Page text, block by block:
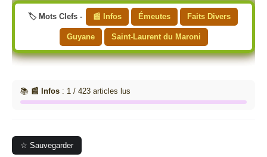
🏷️ Mots Clefs - 📰 Infos Émeutes Faits Divers
Guyane Saint-Laurent du Maroni
📚 📰 Infos : 1 / 423 articles lus
☆ Sauvegarder